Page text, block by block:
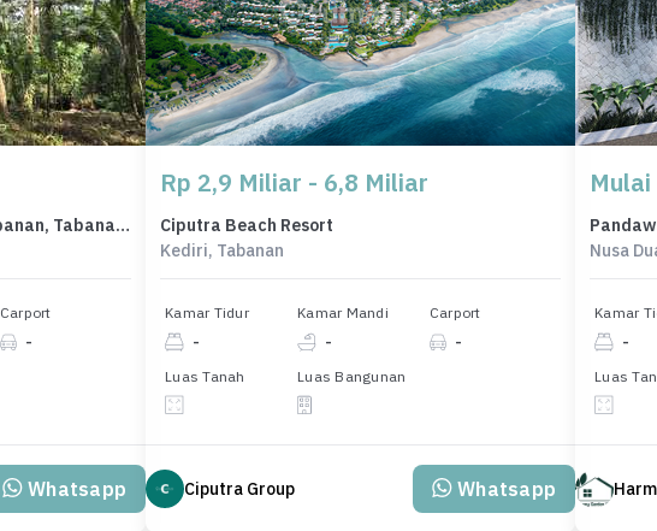
Jual Tanah di Lokasi Premium Tabanan, Tabanan, Harga 1,69 Miliar
Carport
-
Whatsapp
Rp 2,9 Miliar - 6,8 Miliar
Ciputra Beach Resort
Kediri, Tabanan
Kamar Tidur
-
Kamar Mandi
-
Carport
-
Luas Tanah Luas Bangunan
Ciputra Group Whatsapp
Nusa
Kamar
-
Luas